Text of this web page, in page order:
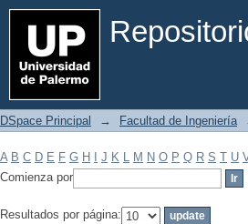
Filtrar por: Materia
DSpace Principal → Facultad de Ingeniería
A B C D E F G H J K L M N O P Q R S T U
Comienza por
Resultados por página: